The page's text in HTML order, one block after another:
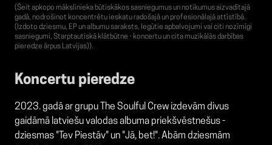
(Šeit apkopo mākslinieka būtiskākos sasniegumus un notikumus aizvadītajā
gadā, nodrošinot koncentrētu ieskatu radošajā un profesionālajā attīstībā.
(Izdoto dziesmu, EP un albumu saraksts, Iegūtie apbalvojumi vai citi nozīmīgi
sasniegumi, Starptautiskā klātbūtne - koncertu un cita muzikālās darbības
pieredze ārpus Latvijas)).
Koncertu pieredze
2023. gadā ar grupu The Soulful Crew izdevām divus
gaidāmā latviešu valodas albuma priekšvēstnešus -
dziesmas "Tev Piestāv" un "Jā, bet!". Abām dziesmām